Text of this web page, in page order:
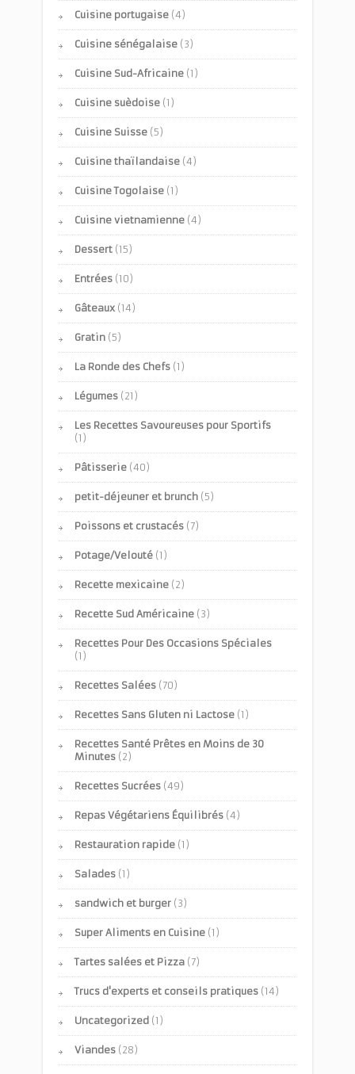
Cuisine portugaise (4)
Cuisine sénégalaise (3)
Cuisine Sud-Africaine (1)
Cuisine suèdoise (1)
Cuisine Suisse (5)
Cuisine thaïlandaise (4)
Cuisine Togolaise (1)
Cuisine vietnamienne (4)
Dessert (15)
Entrées (10)
Gâteaux (14)
Gratin (5)
La Ronde des Chefs (1)
Légumes (21)
Les Recettes Savoureuses pour Sportifs
(1)
Pâtisserie (40)
petit-déjeuner et brunch (5)
Poissons et crustacés (7)
Potage/Velouté (1)
Recette mexicaine (2)
Recette Sud Américaine (3)
Recettes Pour Des Occasions Spéciales
(1)
Recettes Salées (70)
Recettes Sans Gluten ni Lactose (1)
Recettes Santé Prêtes en Moins de 30
Minutes (2)
Recettes Sucrées (49)
Repas Végétariens Équilibrés (4)
Restauration rapide (1)
Salades (1)
sandwich et burger (3)
Super Aliments en Cuisine (1)
Tartes salées et Pizza (7)
Trucs d'experts et conseils pratiques (14)
Uncategorized (1)
Viandes (28)